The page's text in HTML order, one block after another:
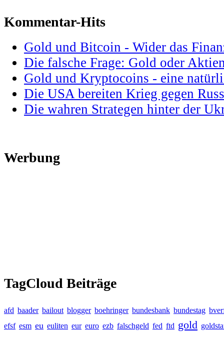
Kommentar-Hits
Gold und Bitcoin - Wider das
Die falsche Frage: Gold oder
Gold und Kryptocoins - eine
Die USA bereiten Krieg gegen
Die wahren Strategen hinter der
Werbung
TagCloud Beiträge
afd baader bailout blogger boehringer bundesbank bundestag
efsf esm eu euliten eur euro ezb falschgeld fed ftd gold